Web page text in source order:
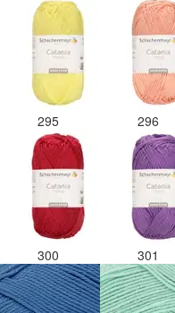
295 296
300 301